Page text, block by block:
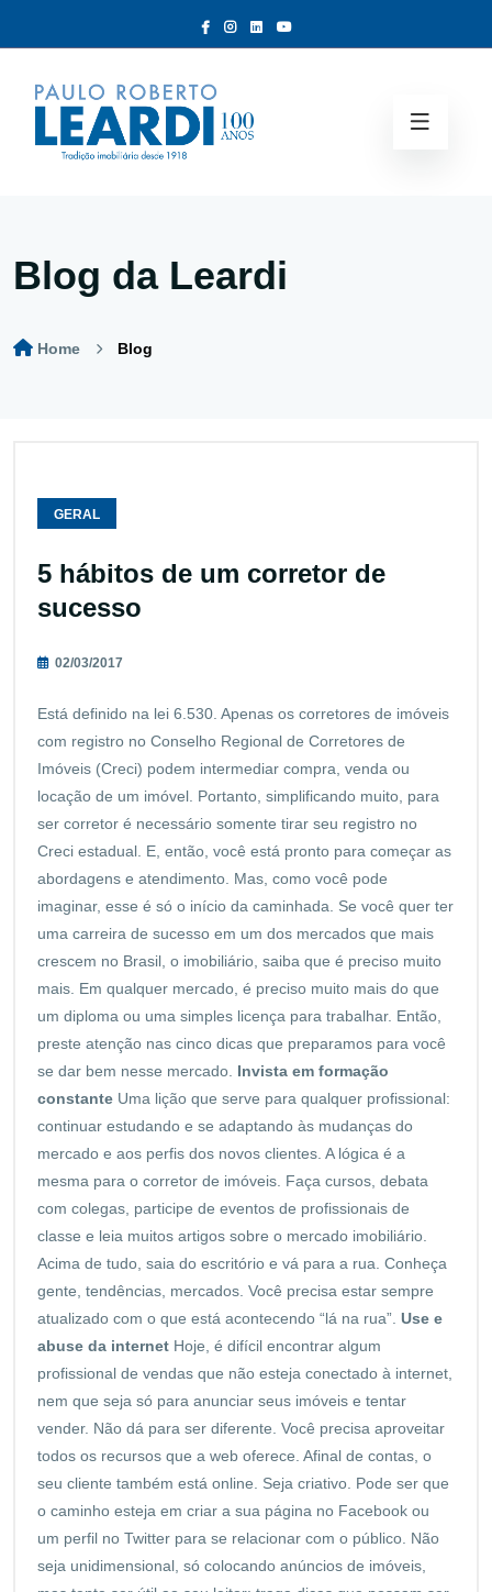
Blog da Leardi
Home Blog
GERAL
5 hábitos de um corretor de
sucesso
02/03/2017
Está definido na lei 6.530. Apenas os corretores de imóveis
com registro no Conselho Regional de Corretores de
Imóveis (Creci) podem intermediar compra, venda ou
locação de um imóvel. Portanto, simplificando muito, para
ser corretor é necessário somente tirar seu registro no
Creci estadual. E, então, você está pronto para começar as
abordagens e atendimento. Mas, como você pode
imaginar, esse é só o início da caminhada. Se você quer ter
uma carreira de sucesso em um dos mercados que mais
crescem no Brasil, o imobiliário, saiba que é preciso muito
mais. Em qualquer mercado, é preciso muito mais do que
um diploma ou uma simples licença para trabalhar. Então,
preste atenção nas cinco dicas que preparamos para você
se dar bem nesse mercado. Invista em formação
constante Uma lição que serve para qualquer profissional:
continuar estudando e se adaptando às mudanças do
mercado e aos perfis dos novos clientes. A lógica é a
mesma para o corretor de imóveis. Faça cursos, debata
com colegas, participe de eventos de profissionais de
classe e leia muitos artigos sobre o mercado imobiliário.
Acima de tudo, saia do escritório e vá para a rua. Conheça
gente, tendências, mercados. Você precisa estar sempre
atualizado com o que está acontecendo “lá na rua”. Use e
abuse da internet Hoje, é difícil encontrar algum
profissional de vendas que não esteja conectado à internet,
nem que seja só para anunciar seus imóveis e tentar
vender. Não dá para ser diferente. Você precisa aproveitar
todos os recursos que a web oferece. Afinal de contas, o
seu cliente também está online. Seja criativo. Pode ser que
o caminho esteja em criar a sua página no Facebook ou
um perfil no Twitter para se relacionar com o público. Não
seja unidimensional, só colocando anúncios de imóveis,